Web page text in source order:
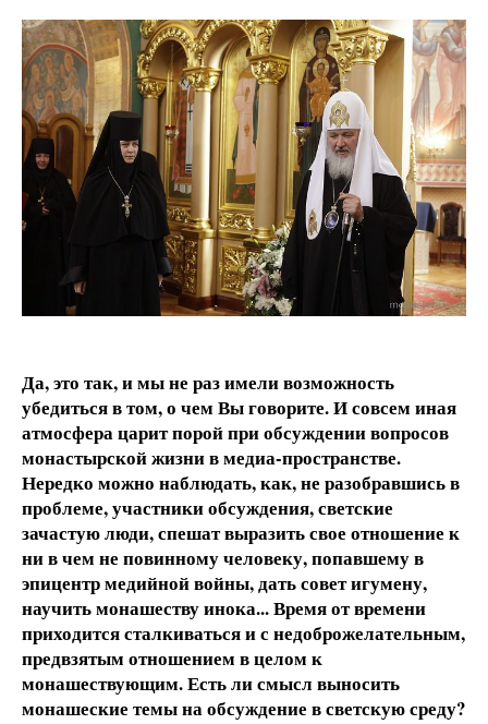
Да, это так, и мы не раз имели возможность
убедиться в том, о чем Вы говорите. И совсем иная
атмосфера царит порой при обсуждении вопросов
монастырской жизни в медиа-пространстве.
Нередко можно наблюдать, как, не разобравшись в
проблеме, участники обсуждения, светские
зачастую люди, спешат выразить свое отношение к
ни в чем не повинному человеку, попавшему в
эпицентр медийной войны, дать совет игумену,
научить монашеству инока... Время от времени
приходится сталкиваться и с недоброжелательным,
предвзятым отношением в целом к
монашествующим. Есть ли смысл выносить
монашеские темы на обсуждение в светскую среду?